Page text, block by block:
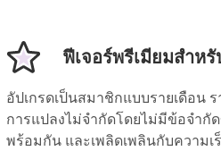
ฟีเจอร์พรีเมียมสำห
อัปเกรดเป็นสมาชิกแบบรายเดือน
การแปลงไม่จำกัดโดยไม่มีข้อจำกั
พร้อมกัน และเพลิดเพลินกับความ